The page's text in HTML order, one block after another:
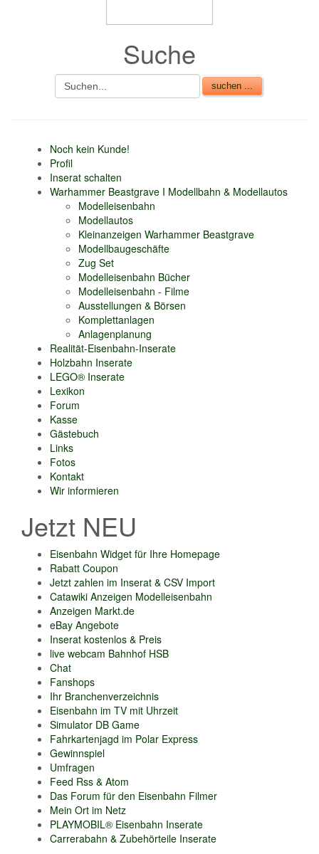
Suche
Noch kein Kunde!
Profil
Inserat schalten
Warhammer Beastgrave I Modellbahn & Modellautos
Modelleisenbahn
Modellautos
Kleinanzeigen Warhammer Beastgrave
Modellbaugeschäfte
Zug Set
Modelleisenbahn Bücher
Modelleisenbahn - Filme
Ausstellungen & Börsen
Komplettanlagen
Anlagenplanung
Realität-Eisenbahn-Inserate
Holzbahn Inserate
LEGO® Inserate
Lexikon
Forum
Kasse
Gästebuch
Links
Fotos
Kontakt
Wir informieren
Jetzt NEU
Eisenbahn Widget für Ihre Homepage
Rabatt Coupon
Jetzt zahlen im Inserat & CSV Import
Catawiki Anzeigen Modelleisenbahn
Anzeigen Markt.de
eBay Angebote
Inserat kostenlos & Preis
live webcam Bahnhof HSB
Chat
Fanshops
Ihr Branchenverzeichnis
Eisenbahn im TV mit Uhrzeit
Simulator DB Game
Fahrkartenjagd im Polar Express
Gewinnspiel
Umfragen
Feed Rss & Atom
Das Forum für den Eisenbahn Filmer
Mein Ort im Netz
PLAYMOBIL® Eisenbahn Inserate
Carrerabahn & Zubehörteile Inserate